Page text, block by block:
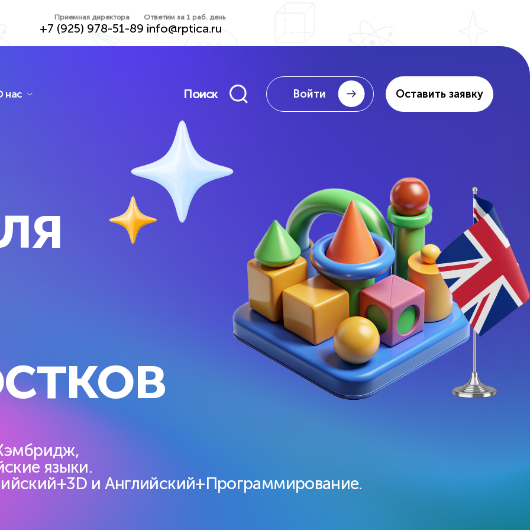
Приемная директора
+7 (925) 978-51-89
Ответим за 1 раб. день
info@rptica.ru
Дополнительно
Подготовка
к ОГЭ/ЕГЭ
Очно, онлайн и гибрид — мини
-группы и индивидуально
Очно, онлайн и гибрид
— мини-группы и индивидуально.
Помощь по школе
для учёбы и жизни
11 уровней ИИ: проекты, навыки
работы с данными и моделями.
Дополнительно
Подготовка
к олимпиадам
По всем ключевым предметам
1-11 классы
нас Поиск Войти Оставить заявку
языки.
и Английский+Программирование.